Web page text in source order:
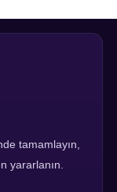
tamamlayın,
yararlanın.